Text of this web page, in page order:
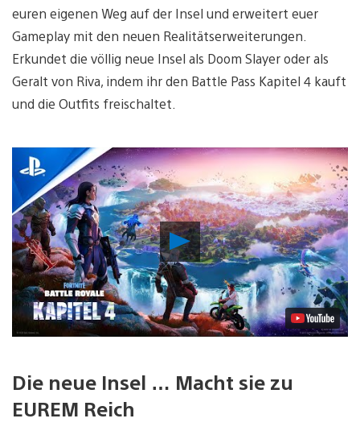
euren eigenen Weg auf der Insel und erweitert euer
Gameplay mit den neuen Realitätserweiterungen.
Erkundet die völlig neue Insel als Doom Slayer oder als
Geralt von Riva, indem ihr den Battle Pass Kapitel 4 kauft
und die Outfits freischaltet.
Video
abspielen
Die neue Insel … Macht sie zu
EUREM Reich